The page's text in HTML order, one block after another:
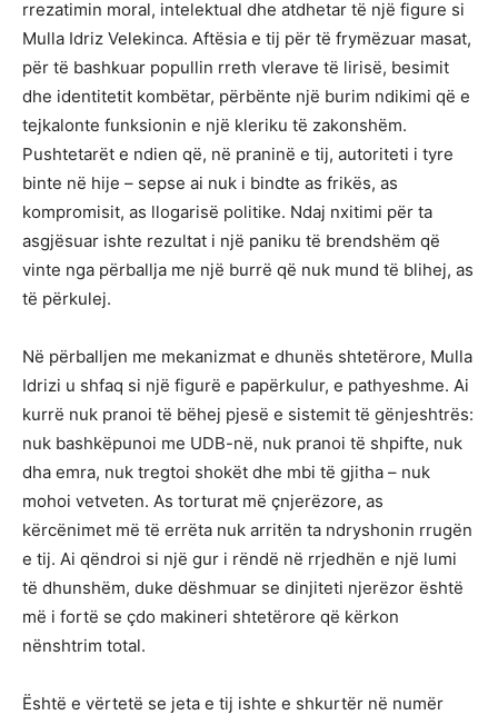
rrezatimin moral, intelektual dhe atdhetar të një figure si
Mulla Idriz Velekinca. Aftësia e tij për të frymëzuar masat,
për të bashkuar popullin rreth vlerave të lirisë, besimit
dhe identitetit kombëtar, përbënte një burim ndikimi që e
tejkalonte funksionin e një kleriku të zakonshëm.
Pushtetarët e ndien që, në praninë e tij, autoriteti i tyre
binte në hije – sepse ai nuk i bindte as frikës, as
kompromisit, as llogarisë politike. Ndaj nxitimi për ta
asgjësuar ishte rezultat i një paniku të brendshëm që
vinte nga përballja me një burrë që nuk mund të blihej, as
të përkulej.
Në përballjen me mekanizmat e dhunës shtetërore, Mulla
Idrizi u shfaq si një figurë e papërkulur, e pathyeshme. Ai
kurrë nuk pranoi të bëhej pjesë e sistemit të gënjeshtrës:
nuk bashkëpunoi me UDB-në, nuk pranoi të shpifte, nuk
dha emra, nuk tregtoi shokët dhe mbi të gjitha – nuk
mohoi vetveten. As torturat më çnjerëzore, as
kërcënimet më të errëta nuk arritën ta ndryshonin rrugën
e tij. Ai qëndroi si një gur i rëndë në rrjedhën e një lumi
të dhunshëm, duke dëshmuar se dinjiteti njerëzor është
më i fortë se çdo makineri shtetërore që kërkon
nënshtrim total.
Është e vërtetë se jeta e tij ishte e shkurtër në numër